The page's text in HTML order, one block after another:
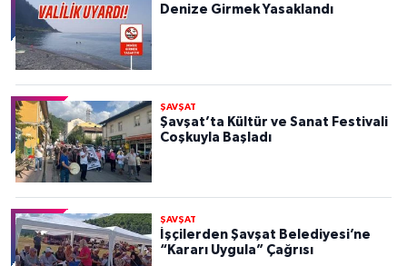
Denize Girmek Yasaklandı
ŞAVŞAT
Şavşat’ta Kültür ve Sanat Festivali
Coşkuyla Başladı
ŞAVŞAT
İşçilerden Şavşat Belediyesi’ne
“Kararı Uygula” Çağrısı